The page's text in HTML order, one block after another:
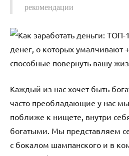
рекомендации
Каждый из нас хочет быть
часто преобладающие у нас
поближе к нищете, внутри
богатыми. Мы представляем
с бокалом шампанского и в